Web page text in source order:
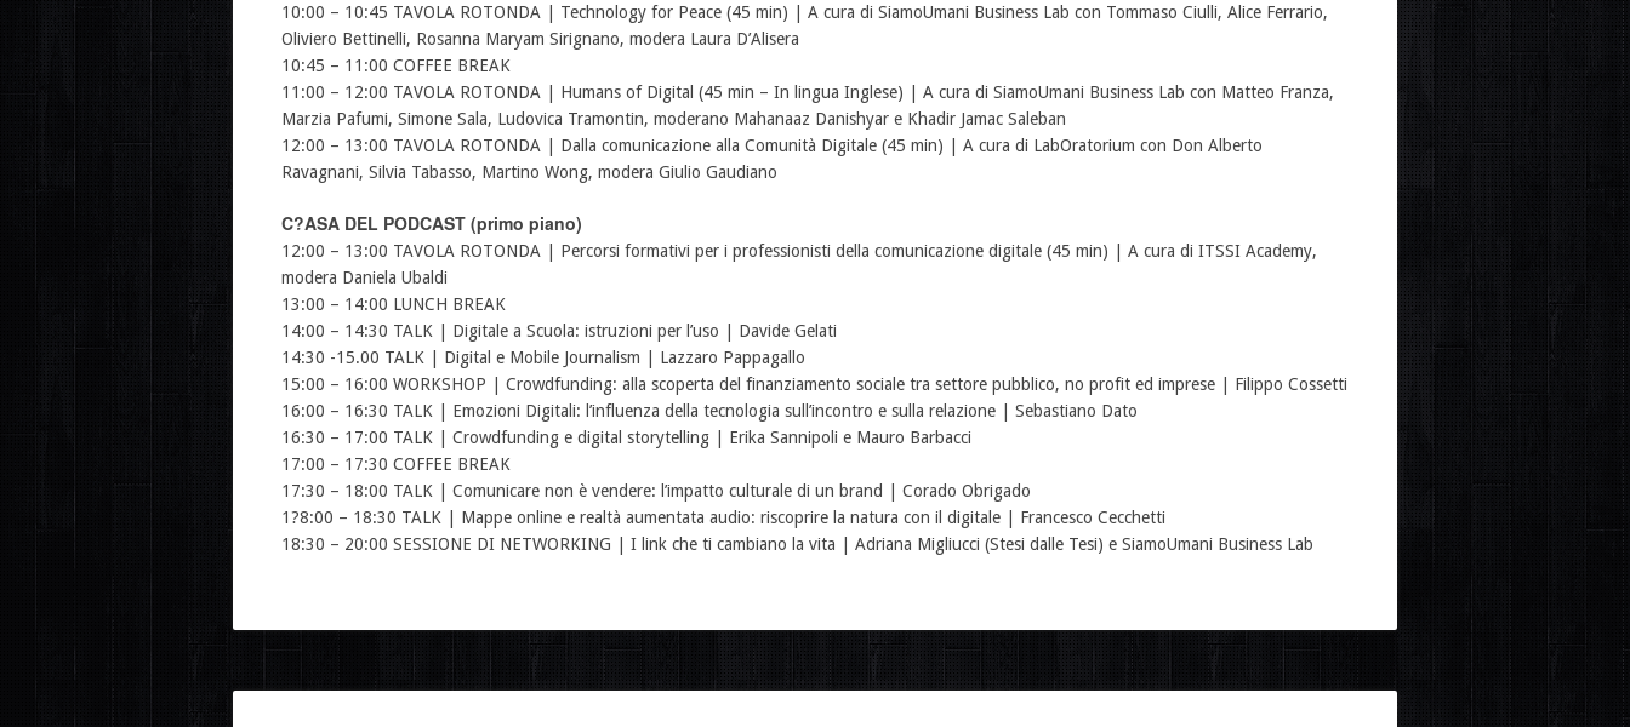
10:00 – 10:45 TAVOLA ROTONDA | Technology for Peace (45 min) | A cura di SiamoUmani Business Lab con Tommaso Ciulli, Alice Ferrario,
Oliviero Bettinelli, Rosanna Maryam Sirignano, modera Laura D’Alisera
10:45 – 11:00 COFFEE BREAK
11:00 – 12:00 TAVOLA ROTONDA | Humans of Digital (45 min – In lingua Inglese) | A cura di SiamoUmani Business Lab con Matteo Franza,
Marzia Pafumi, Simone Sala, Ludovica Tramontin, moderano Mahanaaz Danishyar e Khadir Jamac Saleban
12:00 – 13:00 TAVOLA ROTONDA | Dalla comunicazione alla Comunità Digitale (45 min) | A cura di LabOratorium con Don Alberto
Ravagnani, Silvia Tabasso, Martino Wong, modera Giulio Gaudiano
C?ASA DEL PODCAST (primo piano)
12:00 – 13:00 TAVOLA ROTONDA | Percorsi formativi per i professionisti della comunicazione digitale (45 min) | A cura di ITSSI Academy,
modera Daniela Ubaldi
13:00 – 14:00 LUNCH BREAK
14:00 – 14:30 TALK | Digitale a Scuola: istruzioni per l’uso | Davide Gelati
14:30 -15.00 TALK | Digital e Mobile Journalism | Lazzaro Pappagallo
15:00 – 16:00 WORKSHOP | Crowdfunding: alla scoperta del finanziamento sociale tra settore pubblico, no profit ed imprese | Filippo Cossetti
16:00 – 16:30 TALK | Emozioni Digitali: l’influenza della tecnologia sull’incontro e sulla relazione | Sebastiano Dato
16:30 – 17:00 TALK | Crowdfunding e digital storytelling | Erika Sannipoli e Mauro Barbacci
17:00 – 17:30 COFFEE BREAK
17:30 – 18:00 TALK | Comunicare non è vendere: l’impatto culturale di un brand | Corado Obrigado
1?8:00 – 18:30 TALK | Mappe online e realtà aumentata audio: riscoprire la natura con il digitale | Francesco Cecchetti
18:30 – 20:00 SESSIONE DI NETWORKING | I link che ti cambiano la vita | Adriana Migliucci (Stesi dalle Tesi) e SiamoUmani Business Lab